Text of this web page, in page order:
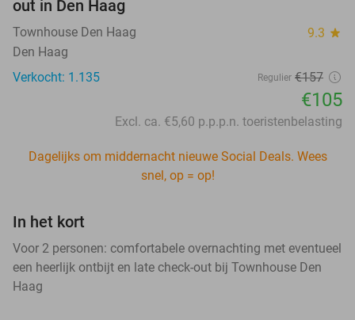
out in Den Haag
Townhouse Den Haag 9.3 star
Den Haag
Verkocht: 1.135
Regulier €157
€105
Excl. ca. €5,60 p.p.p.n. toeristenbelasting
Dagelijks om middernacht nieuwe Social Deals. Wees
snel, op = op!
In het kort
Voor 2 personen: comfortabele overnachting met eventueel
een heerlijk ontbijt en late check-out bij Townhouse Den
Haag